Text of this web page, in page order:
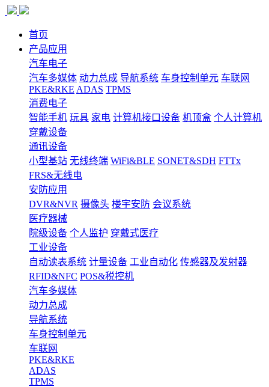
首页
产品应用
汽车电子
汽车多媒体 动力总成 导航系统 车身控制单元 车联网
PKE&RKE ADAS TPMS
消费电子
智能手机 玩具 家电 计算机接口设备 机顶盒 个人计算机
穿戴设备
通讯设备
小型基站 无线终端 WiFi&BLE SONET&SDH FTTx
FRS&无线电
安防应用
DVR&NVR 摄像头 楼宇安防 会议系统
医疗器械
院级设备 个人监护 穿戴式医疗
工业设备
自动读表系统 计量设备 工业自动化 传感器及发射器
RFID&NFC POS&税控机
汽车多媒体
动力总成
导航系统
车身控制单元
车联网
PKE&RKE
ADAS
TPMS